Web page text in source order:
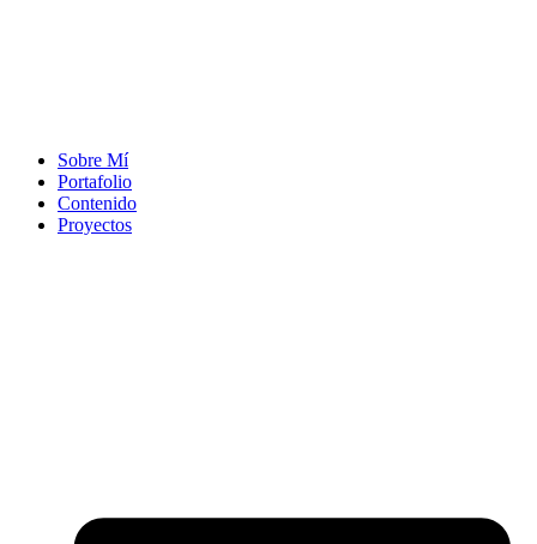
Sobre Mí
Portafolio
Contenido
Proyectos